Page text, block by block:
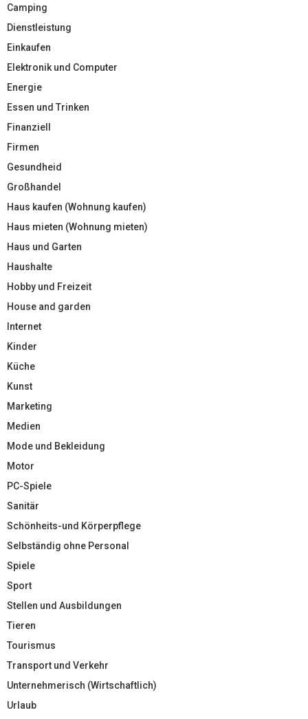
Camping
Dienstleistung
Einkaufen
Elektronik und Computer
Energie
Essen und Trinken
Finanziell
Firmen
Gesundheid
Großhandel
Haus kaufen (Wohnung kaufen)
Haus mieten (Wohnung mieten)
Haus und Garten
Haushalte
Hobby und Freizeit
House and garden
Internet
Kinder
Küche
Kunst
Marketing
Medien
Mode und Bekleidung
Motor
PC-Spiele
Sanitär
Schönheits-und Körperpflege
Selbständig ohne Personal
Spiele
Sport
Stellen und Ausbildungen
Tieren
Tourismus
Transport und Verkehr
Unternehmerisch (Wirtschaftlich)
Urlaub